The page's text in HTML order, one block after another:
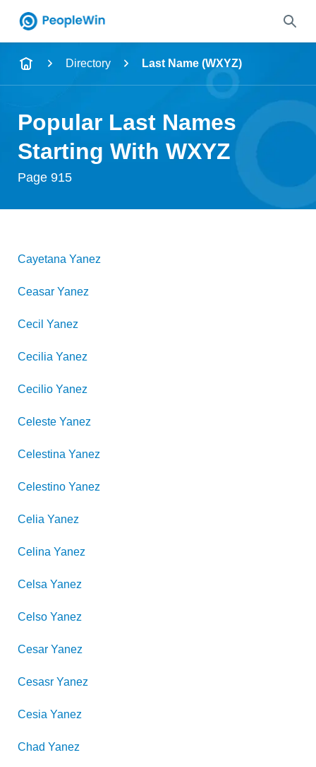
Name
City & State
Directory Last Name (WXYZ)
Popular Last Names
Starting With WXYZ
Page 915
Cayetana Yanez
Ceasar Yanez
Cecil Yanez
Cecilia Yanez
Cecilio Yanez
Celeste Yanez
Celestina Yanez
Celestino Yanez
Celia Yanez
Celina Yanez
Celsa Yanez
Celso Yanez
Cesar Yanez
Cesasr Yanez
Cesia Yanez
Chad Yanez